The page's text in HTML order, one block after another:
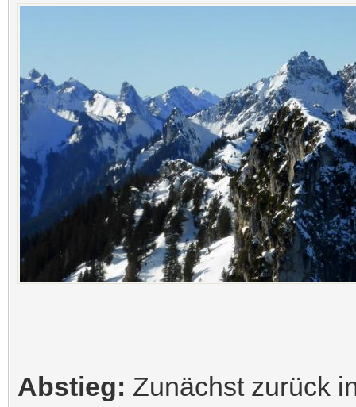
Abstieg: Zunächst zurück